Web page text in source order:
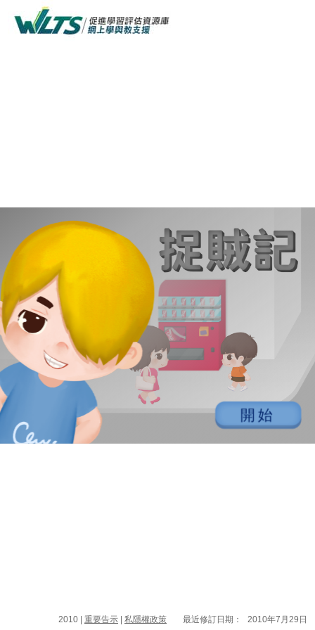
開始
2010 | 重要告示 私隱權政策 最近修訂日期： 2010年7月29日